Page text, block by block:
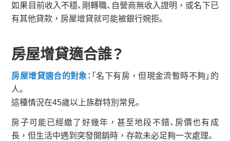
如果目前收入不穩、剛轉職、自營商無收入證明，或名下已
有其他貸款，房屋增貸就可能被銀行婉拒。
房屋增貸適合誰？
房屋增貸適合的對象： 「名下有房，但現金流暫時不夠」的
人。
這種情況在45歲以上族群特別常見。
房子可能已經繳了好幾年，甚至地段不錯、房價也有成
長，但生活中遇到突發開銷時，存款未必足夠一次處理。